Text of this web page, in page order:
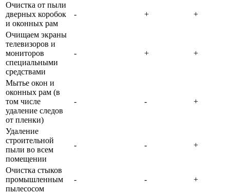
Очистка от пыли
дверных коробок
и оконных рам
- + +
Очищаем экраны
телевизоров и
мониторов
специальными
средствами
- + +
Мытье окон и
оконных рам (в
том числе
удаление следов
от пленки)
- - +
Удаление
строительной
пыли во всем
помещении
- - +
Очистка стыков
промышленным
пылесосом
- - +